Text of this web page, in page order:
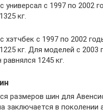
универсал с 1997 по 2002
кг.
хэтчбек с 1997 по 2002
кг. Для моделей с 2003
1245 кг.
размеров шин для
заключается в поколении